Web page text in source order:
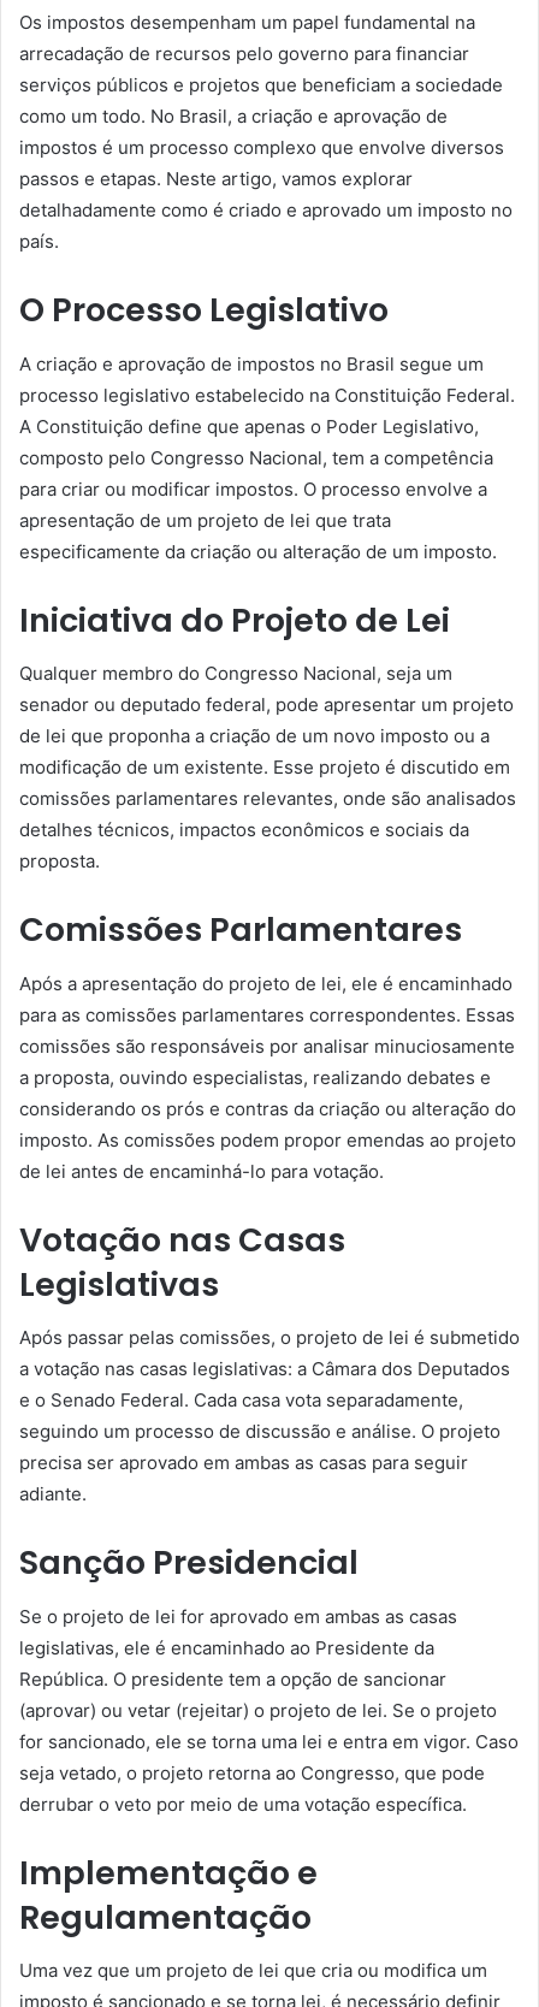
Os impostos desempenham um papel fundamental na
arrecadação de recursos pelo governo para financiar
serviços públicos e projetos que beneficiam a sociedade
como um todo. No Brasil, a criação e aprovação de
impostos é um processo complexo que envolve diversos
passos e etapas. Neste artigo, vamos explorar
detalhadamente como é criado e aprovado um imposto no
país.
O Processo Legislativo
A criação e aprovação de impostos no Brasil segue um
processo legislativo estabelecido na Constituição Federal.
A Constituição define que apenas o Poder Legislativo,
composto pelo Congresso Nacional, tem a competência
para criar ou modificar impostos. O processo envolve a
apresentação de um projeto de lei que trata
especificamente da criação ou alteração de um imposto.
Iniciativa do Projeto de Lei
Qualquer membro do Congresso Nacional, seja um
senador ou deputado federal, pode apresentar um projeto
de lei que proponha a criação de um novo imposto ou a
modificação de um existente. Esse projeto é discutido em
comissões parlamentares relevantes, onde são analisados
detalhes técnicos, impactos econômicos e sociais da
proposta.
Comissões Parlamentares
Após a apresentação do projeto de lei, ele é encaminhado
para as comissões parlamentares correspondentes. Essas
comissões são responsáveis por analisar minuciosamente
a proposta, ouvindo especialistas, realizando debates e
considerando os prós e contras da criação ou alteração do
imposto. As comissões podem propor emendas ao projeto
de lei antes de encaminhá-lo para votação.
Votação nas Casas
Legislativas
Após passar pelas comissões, o projeto de lei é submetido
a votação nas casas legislativas: a Câmara dos Deputados
e o Senado Federal. Cada casa vota separadamente,
seguindo um processo de discussão e análise. O projeto
precisa ser aprovado em ambas as casas para seguir
adiante.
Sanção Presidencial
Se o projeto de lei for aprovado em ambas as casas
legislativas, ele é encaminhado ao Presidente da
República. O presidente tem a opção de sancionar
(aprovar) ou vetar (rejeitar) o projeto de lei. Se o projeto
for sancionado, ele se torna uma lei e entra em vigor. Caso
seja vetado, o projeto retorna ao Congresso, que pode
derrubar o veto por meio de uma votação específica.
Implementação e
Regulamentação
Uma vez que um projeto de lei que cria ou modifica um
imposto é sancionado e se torna lei, é necessário definir